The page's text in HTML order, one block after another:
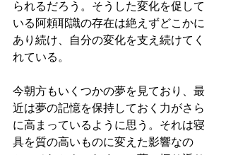
られるだろう。そうした変化を促して
いる阿頼耶識の存在は絶えずどこかに
あり続け、自分の変化を支え続けてく
れている。
今朝方もいくつかの夢を見ており、最
近は夢の記憶を保持しておく力がさら
に高まっているように思う。それは寝
具を質の高いものに変えた影響なの